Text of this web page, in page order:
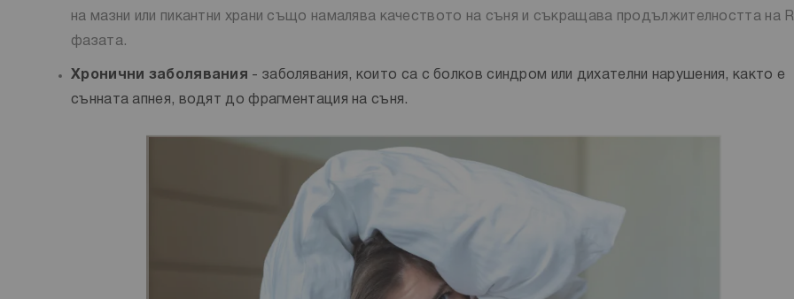
на мазни или пикантни храни също намалява качеството на съня и съкращава продължителността на
фазата.
Хронични заболявания - заболявания, които са с болков синдром или дихателни нарушения, както е
сънната апнея, водят до фрагментация на съня.